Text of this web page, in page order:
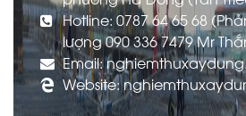
Hotline: 0787 64 65 68
lượng 090 336 7479 Mr
Email:
Website: